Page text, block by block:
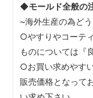
◆モールド全般の
~海外生産の為ど
○やすりやコーテ
ものについては『
○お買い求めやす
販売価格となって